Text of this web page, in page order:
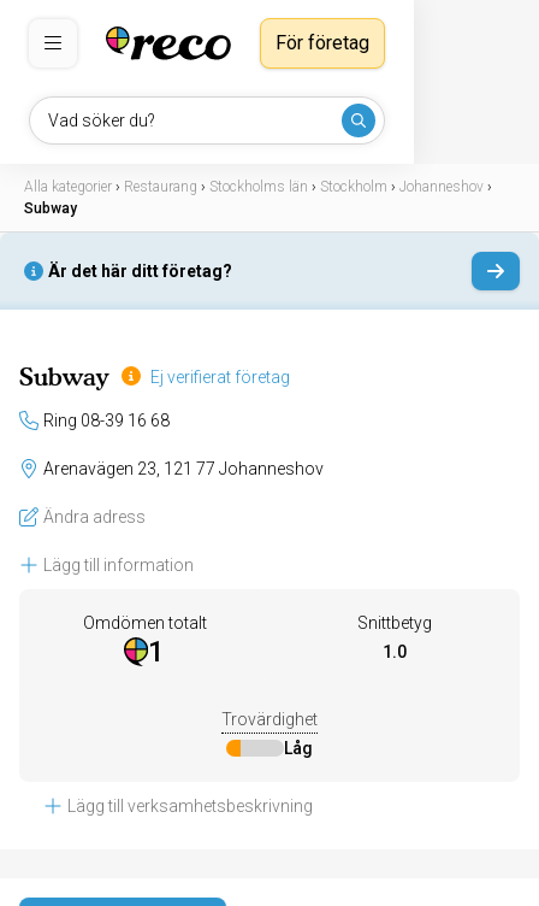
Vad söker du?
För företag
Alla kategorier › Restaurang › Stockholms län › Stockholm › Johanneshov ›
Subway
Är det här ditt företag?
Subway Ej verifierat företag
Ring 08-39 16 68
Arenavägen 23, 121 77 Johanneshov
Ändra adress
Lägg till information
Omdömen totalt
1
Snittbetyg
1.0
Trovärdighet
Låg
Lägg till verksamhetsbeskrivning